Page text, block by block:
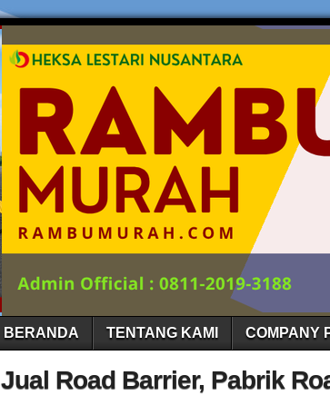
BERANDA TENTANG KAMI COMPANY
Jual Road Barrier, Pabrik